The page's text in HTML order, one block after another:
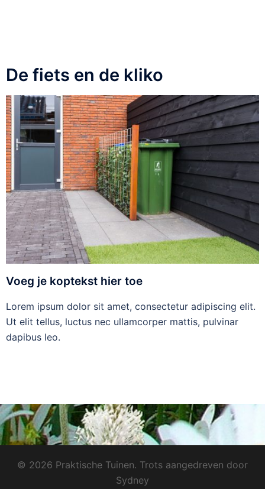
De fiets en de kliko
Voeg je koptekst hier toe
Lorem ipsum dolor sit amet, consectetur adipiscing elit.
Ut elit tellus, luctus nec ullamcorper mattis, pulvinar
dapibus leo.
© 2026 Praktische Tuinen. Trots aangedreven door
Sydney